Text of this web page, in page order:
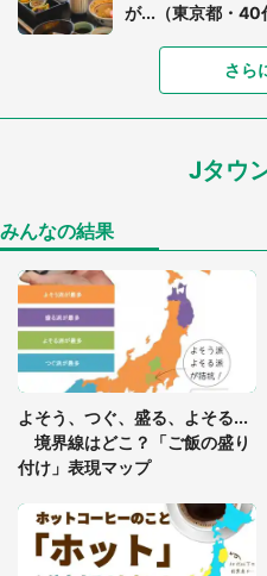
が...（東京都・40
「可愛いのにホ
「孫にあげると
「ゾワゾワする
グっちゃってた
「閉所恐怖症の私
年に『手を繋い
8万人感動
7万人驚がく 「お
ードル高い」
さら
Jタウ
みんなの結果
よそう、つぐ、盛る、よそる...
境界線はどこ？「ご飯の盛り
付け」表現マップ